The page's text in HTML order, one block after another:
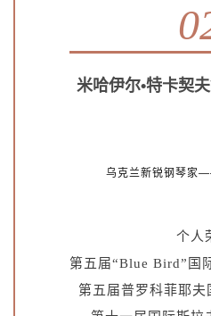
米哈伊尔•特卡契
乌克兰新锐钢琴家
个人
第五届“Blue Bird”
第五届普罗科菲耶夫